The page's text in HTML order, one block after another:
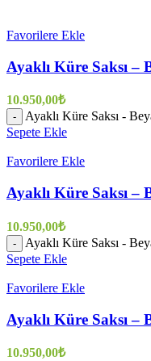
Favorilere Ekle
Ayaklı Küre Saksı –
10.950,00₺
- Ayaklı Küre Saksı -
Sepete Ekle
Favorilere Ekle
Ayaklı Küre Saksı –
10.950,00₺
- Ayaklı Küre Saksı -
Sepete Ekle
Favorilere Ekle
Ayaklı Küre Saksı –
10.950,00₺